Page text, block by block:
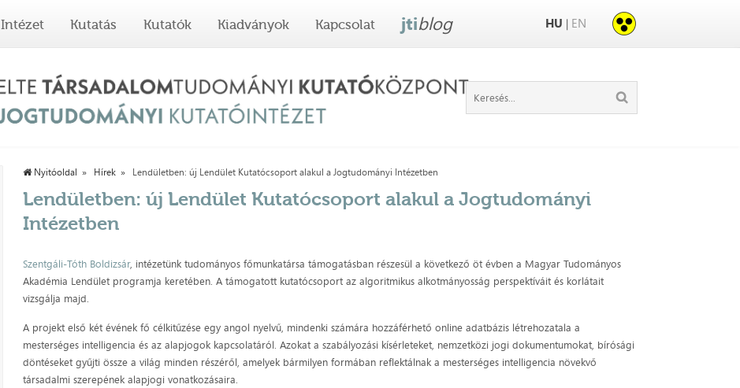
Intézet Kutatás Kutatók Kiadványok Kapcsolat jtiblog HU | EN
Nyitóoldal Hírek Lendületben: új Lendület Kutatócsoport alakul a Jogtudományi Intézetben
Lendületben: új Lendület Kutatócsoport alakul a Jogtudományi
Intézetben
Szentgáli-Tóth Boldizsár, intézetünk tudományos főmunkatársa támogatásban részesül a következő öt évben a Magyar Tudományos
Akadémia Lendület programja keretében. A támogatott kutatócsoport az algoritmikus alkotmányosság perspektíváit és korlátait
vizsgálja majd.
A projekt első két évének fő célkitűzése egy angol nyelvű, mindenki számára hozzáférhető online adatbázis létrehozatala a
mesterséges intelligencia és az alapjogok kapcsolatáról. Azokat a szabályozási kísérleteket, nemzetközi jogi dokumentumokat, bírósági
döntéseket gyűjti össze a világ minden részéről, amelyek bármilyen formában reflektálnak a mesterséges intelligencia növekvő
társadalmi szerepének alapjogi vonatkozásaira.